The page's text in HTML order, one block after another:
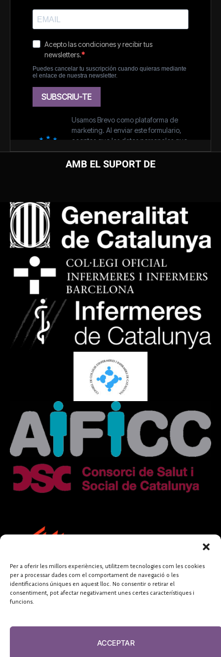
Per a oferir les millors experiències, utilitzem tecnologies com les cookies
per a processar dades com el comportament de navegació o les
identificacions úniques en aquest lloc. No consentir o retirar el
consentiment, pot afectar negativament unes certes característiques i
funcions.
ACCEPTAR
AMB EL SUPORT DE
FUNDACIÓ